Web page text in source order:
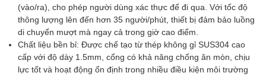
(vào/ra), cho phép người dùng xác thực để đi qua. Với tốc độ
thông lượng lên đến hơn 35 người/phút, thiết bị đảm bảo luồng
di chuyển mượt mà ngay cả trong giờ cao điểm.
Chất liệu bền bỉ: Được chế tạo từ thép không gỉ SUS304 cao
cấp với độ dày 1.5mm, cổng có khả năng chống ăn mòn, chịu
lực tốt và hoạt động ổn định trong nhiều điều kiện môi trường
Trọng lượng 41kg
Kích thước 1208 x 960 x 728mm